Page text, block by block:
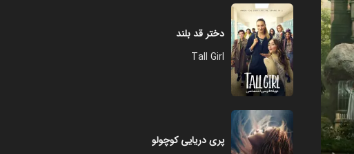
دختر قد بلند
Tall Girl
پری دریایی کوچولو